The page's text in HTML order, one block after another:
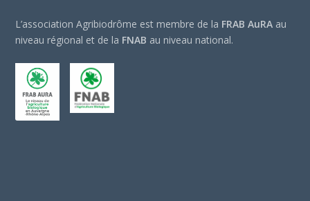
L’association Agribiodrôme est membre de la FRAB AuRA au
niveau régional et de la FNAB au niveau national.